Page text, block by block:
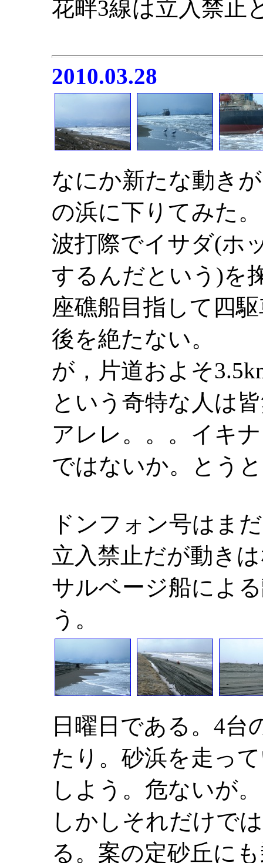
花畔3線は立入禁止
2010.03.28
なにか新たな動き
の浜に下りてみた。
波打際でイサダ(ホ
するんだという)を
座礁船目指して四
後を絶たない。
が，片道およそ
という奇特な人は
アレレ。。。イキ
ではないか。とう
ドンフォン号はま
立入禁止だが動き
サルベージ船によ
う。
日曜日である。4台
たり。砂浜を走っ
しよう。危ないが。
しかしそれだけで
る。案の定砂丘に